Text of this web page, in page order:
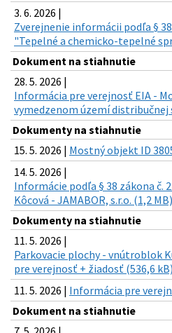
3. 6. 2026 |
Zverejnenie informácii podľa §
"Tepelné a chemicko-tepelné
Dokument na stiahnutie
28. 5. 2026 |
Informácia pre verejnosť EIA -
vymedzenom území distribučnej
Dokumenty na stiahnutie
15. 5. 2026 | Mostný objekt ID
14. 5. 2026 |
Informácie podľa § 38 zákona č.
Kôcová - JAMABOR, s.r.o. (1,2 MB)
Dokumenty na stiahnutie
11. 5. 2026 |
Parkovacie plochy - vnútroblok
pre verejnosť + žiadosť (536,6 kB)
11. 5. 2026 | Informácia pre
Dokument na stiahnutie